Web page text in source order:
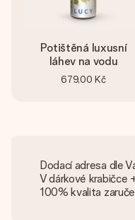
Potištěná luxusní
láhev na vodu
679,00 Kč
Dodací adresa dle
V dárkové krabičce
100% kvalita